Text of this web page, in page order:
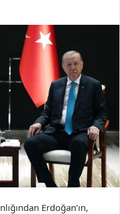
Erdoğan’ın,